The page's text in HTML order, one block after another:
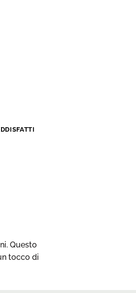
Questo
tocco di